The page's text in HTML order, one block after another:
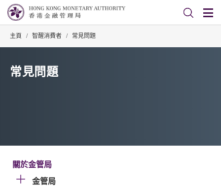
主頁 / 智醒消費者 / 常見問題
常見問題
關於金管局
金管局